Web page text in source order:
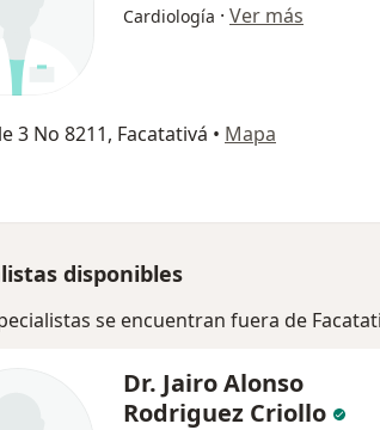
Cardiología · Ver más
3 No 8211, Facatativá • Mapa
disponibles
se encuentran fuera de
Dr. Jairo Alonso
Rodriguez Criollo